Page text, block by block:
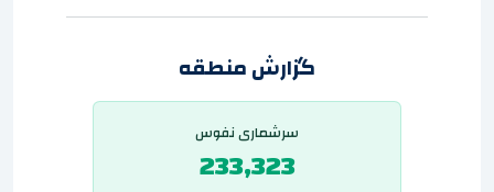
گزارش منطقه
سرشماری نفوس
233,323